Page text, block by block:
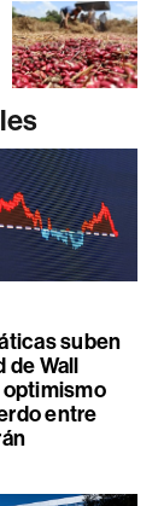
suben
de Wall
entre